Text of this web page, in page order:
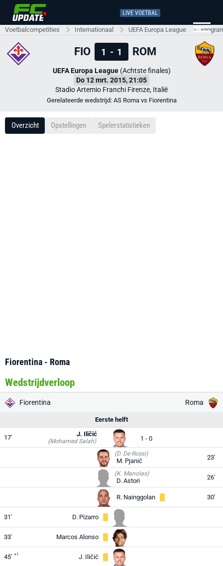
LIVE VOETBAL
Voetbalcompetities Internationaal UEFA Europa League
FIO 1 - 1 ROM
UEFA Europa League(Achtste finales)
Do 12 mrt. 2015, 21:05
Stadio Artemio Franchi Firenze, Italië
Gerelateerde wedstrijd: AS Roma vs Fiorentina
Overzicht Opstellingen Spelerstatistieken
Fiorentina - Roma
Wedstrijdverloop
Fiorentina Roma
Eerste helft
17' (Mohamed Salah)
J. Iličić
1 - 0
(D. De Rossi)
M. Pjanić 23'
(K. Manolas)
D. Astori 26'
R. Nainggolan 30'
31' D. Pizarro
33' Marcos Alonso
45' +1 J. Iličić